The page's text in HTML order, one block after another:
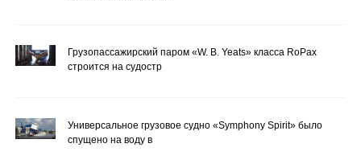
Грузопассажирский паром «W. B. Yeats» класса RoPax
строится на судостр
Универсальное грузовое судно «Symphony Spirit» было
спущено на воду в